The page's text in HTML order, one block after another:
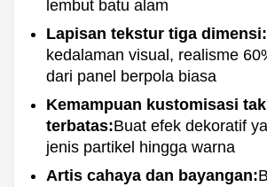
lembut batu alam
Lapisan tekstur tiga dimensi:
kedalaman visual, realisme
dari panel berpola biasa
Kemampuan kustomisasi tak
terbatas:Buat efek dekoratif
jenis partikel hingga warna
Artis cahaya dan bayangan: